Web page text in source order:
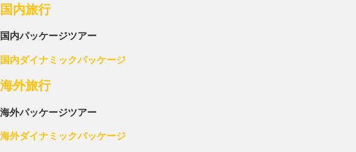
国内旅行
国内パッケージツアー
国内ダイナミックパッケージ
海外旅行
海外パッケージツアー
海外ダイナミックパッケージ